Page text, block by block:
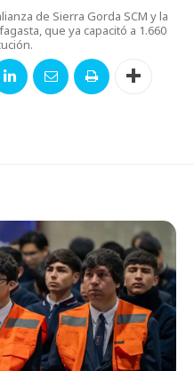
de Sierra Gorda SCM y la
que ya capacitó a 1.660